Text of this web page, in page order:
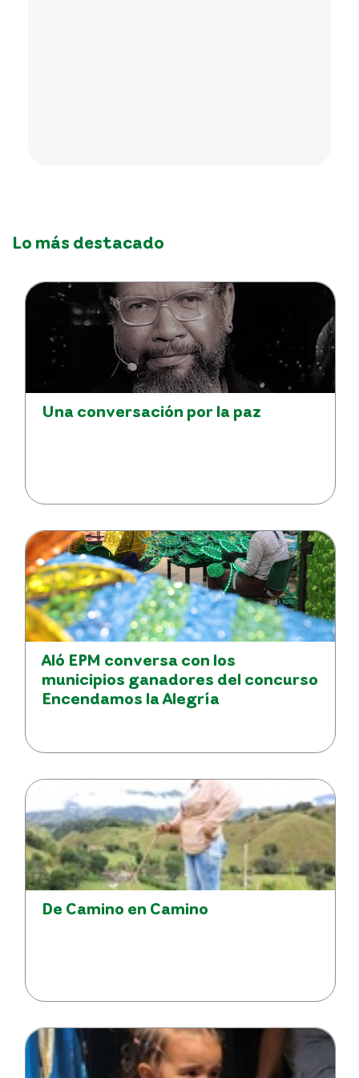
Lo más destacado
Una conversación por la paz
Aló EPM conversa con los
municipios ganadores del concurso
Encendamos la Alegría
De Camino en Camino